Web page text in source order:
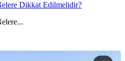
Dikkat Edilmelidir?
...